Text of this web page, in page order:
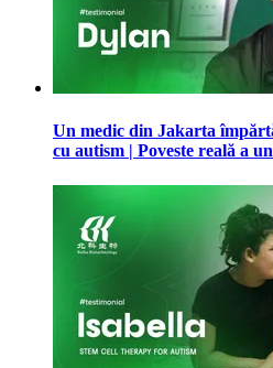
Un medic din Jakarta
cu autism | Poveste reală a